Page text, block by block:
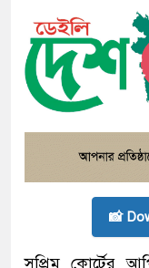
📸
সুপ্রিম কোর্টের